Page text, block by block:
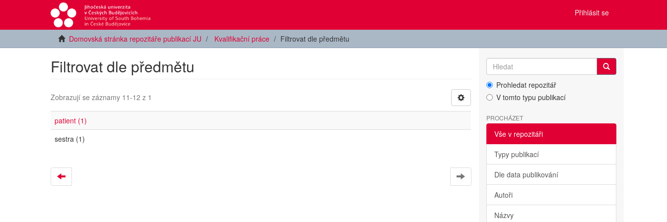
Přihlásit se
Domovská stránka repozitáře publikací JU Kvalifikační práce Filtrovat dle předmětu
Filtrovat dle předmětu
Zobrazují se záznamy 11-12 z 1
patient (1)
sestra (1)
Prohledat repozitář
V tomto typu publikací
PROCHÁZET
Vše v repozitáři
Typy publikací
Dle data publikování
Autoři
Názvy